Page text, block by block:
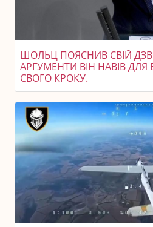
ШОЛЬЦ ПОЯСНИВ СВІЙ
АРГУМЕНТИ ВІН НАВІВ
СВОГО КРОКУ.